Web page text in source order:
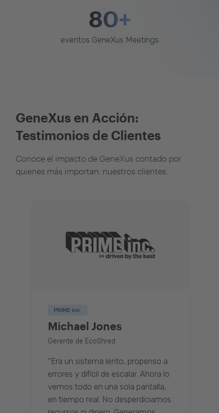
80+
eventos GeneXus Meetings
GeneXus en Acción:
Testimonios de Clientes
Conoce el impacto de GeneXus contado por
quienes más importan: nuestros clientes.
PRIME inc.
Michael Jones
Gerente de EcoShred
“Era un sistema lento, propenso a
errores y difícil de escalar. Ahora lo
vemos todo en una sola pantalla,
en tiempo real. No desperdiciamos